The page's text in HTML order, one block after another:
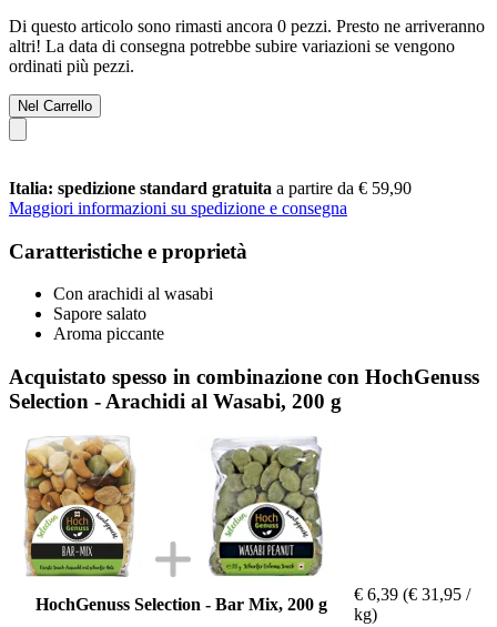
Di questo articolo sono rimasti ancora 0 pezzi. Presto ne arriveranno
altri! La data di consegna potrebbe subire variazioni se vengono
ordinati più pezzi.
Nel Carrello
Italia: spedizione standard gratuita a partire da € 59,90
Maggiori informazioni su spedizione e consegna
Caratteristiche e proprietà
Con arachidi al wasabi
Sapore salato
Aroma piccante
Acquistato spesso in combinazione con HochGenuss
Selection - Arachidi al Wasabi, 200 g
HochGenuss Selection - Bar Mix, 200 g
€ 6,39 (€ 31,95 /
kg)